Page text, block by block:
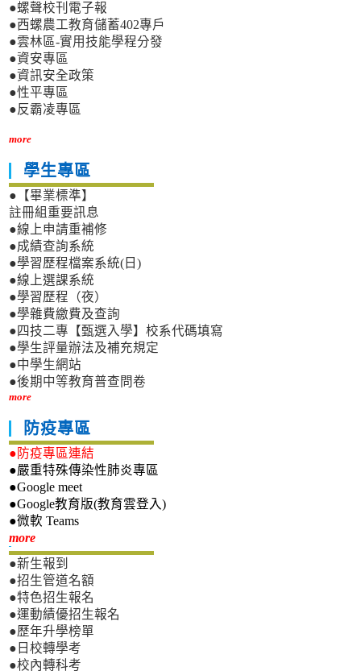
●螺聲校刊電子報
●西螺農工教育儲蓄402專戶
●雲林區-實用技能學程分發
●資安專區
●資訊安全政策
●性平專區
●反霸凌專區
more
學生專區
●【畢業標準】
註冊組重要訊息
●線上申請重補修
●成績查詢系統
●學習歷程檔案系統(日)
●線上選課系統
●學習歷程（夜）
●學雜費繳費及查詢
●四技二專【甄選入學】校系代碼填寫
●學生評量辦法及補充規定
●中學生網站
●後期中等教育普查問卷
more
防疫專區
●防疫專區連結
●嚴重特殊傳染性肺炎專區
●Google meet
●Google教育版(教育雲登入)
●微軟 Teams
more新生專區
●新生報到
●招生管道名額
●特色招生報名
●運動績優招生報名
●歷年升學榜單
●日校轉學考
●校內轉科考